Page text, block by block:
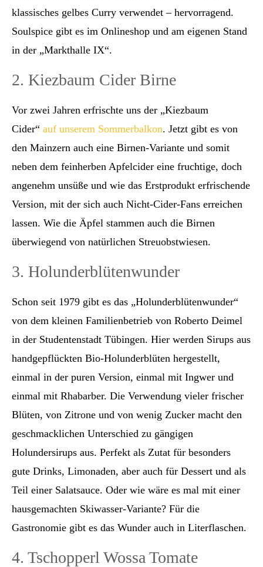
klassisches gelbes Curry verwendet – hervorragend.
Soulspice gibt es im Onlineshop und am eigenen Stand
in der „Markthalle IX“.
2. Kiezbaum Cider Birne
Vor zwei Jahren erfrischte uns der „Kiezbaum
Cider“ auf unserem Sommerbalkon. Jetzt gibt es von
den Mainzern auch eine Birnen-Variante und somit
neben dem feinherben Apfelcider eine fruchtige, doch
angenehm unsüße und wie das Erstprodukt erfrischende
Version, mit der sich auch Nicht-Cider-Fans erreichen
lassen. Wie die Äpfel stammen auch die Birnen
überwiegend von natürlichen Streuobstwiesen.
3. Holunderblütenwunder
Schon seit 1979 gibt es das „Holunderblütenwunder“
von dem kleinen Familienbetrieb von Roberto Deimel
in der Studentenstadt Tübingen. Hier werden Sirups aus
handgepflückten Bio-Holunderblüten hergestellt,
einmal in der puren Version, einmal mit Ingwer und
einmal mit Rhabarber. Die Verwendung vieler frischer
Blüten, von Zitrone und von wenig Zucker macht den
geschmacklichen Unterschied zu gängigen
Holundersirups aus. Perfekt als Zutat für besonders
gute Drinks, Limonaden, aber auch für Dessert und als
Teil einer Salatsauce. Oder wie wäre es mal mit einer
hausgemachten Skiwasser-Variante? Für die
Gastronomie gibt es das Wunder auch in Literflaschen.
4. Tschopperl Wossa Tomate